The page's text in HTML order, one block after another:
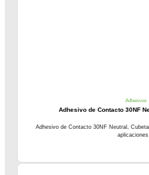
Adhesivos
Adhesivo de Contacto 30NF
Adhesivo de Contacto 30NF Neutral,